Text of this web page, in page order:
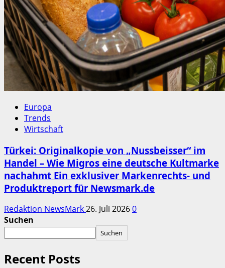
Europa
Trends
Wirtschaft
Türkei: Originalkopie von „Nussbeisser“ im
Handel – Wie Migros eine deutsche Kultmarke
nachahmt Ein exklusiver Markenrechts- und
Produktreport für Newsmark.de
Redaktion NewsMark26. Juli 20260
Suchen
Suchen
Recent Posts